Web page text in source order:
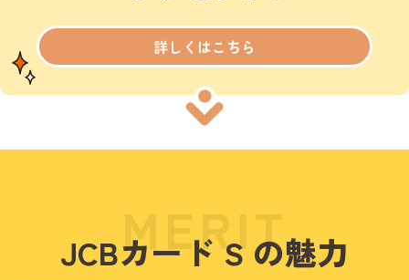
詳しくはこちら
MERIT
JCBカード S の魅力